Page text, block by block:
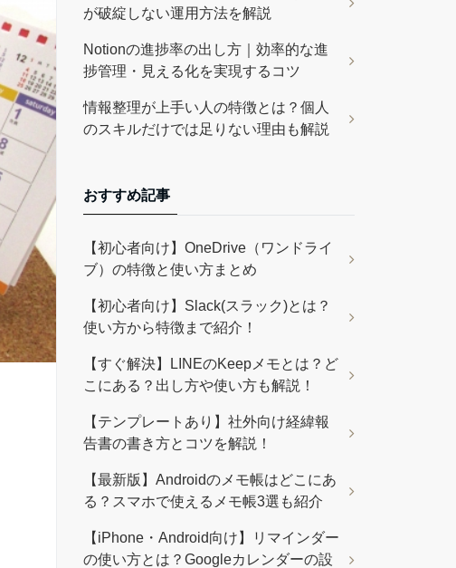
が破綻しない運用方法を解説
Notionの進捗率の出し方｜効率的な進
捗管理・見える化を実現するコツ
情報整理が上手い人の特徴とは？個人
のスキルだけでは足りない理由も解説
おすすめ記事
【初心者向け】OneDrive（ワンドライ
ブ）の特徴と使い方まとめ
【初心者向け】Slack(スラック)とは？
使い方から特徴まで紹介！
【すぐ解決】LINEのKeepメモとは？ど
こにある？出し方や使い方も解説！
【テンプレートあり】社外向け経緯報
告書の書き方とコツを解説！
【最新版】Androidのメモ帳はどこにあ
る？スマホで使えるメモ帳3選も紹介
【iPhone・Android向け】リマインダー
の使い方とは？Googleカレンダーの設